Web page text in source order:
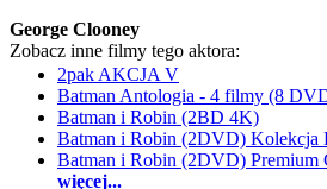
George Clooney
Zobacz inne filmy tego aktora:
2pak AKCJA V
Batman Antologia - 4 filmy (8
Batman i Robin (2BD 4K)
Batman i Robin (2DVD) Kolekcja
Batman i Robin (2DVD) Premium
więcej...